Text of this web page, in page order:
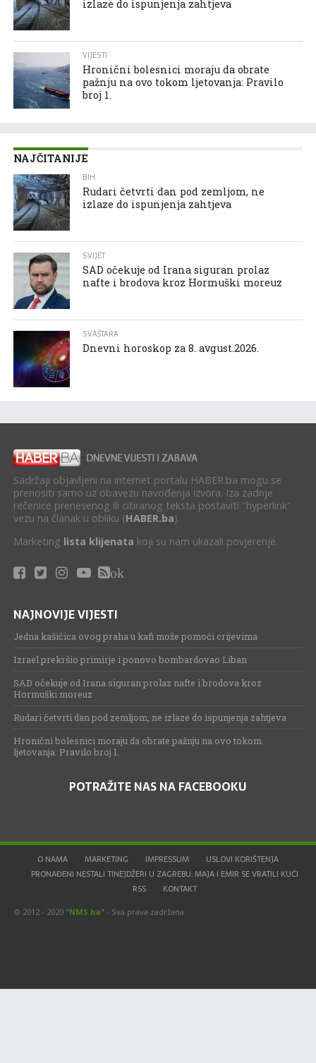
izlaze do ispunjenja zahtjeva
VIJESTI
Hronični bolesnici moraju da obrate
pažnju na ovo tokom ljetovanja: Pravilo
broj 1.
NAJČITANIJE
BIH
Rudari četvrti dan pod zemljom, ne
izlaze do ispunjenja zahtjeva
SVIJET
SAD očekuje od Irana siguran prolaz
nafte i brodova kroz Hormuški moreuz
SVAŠTARA
Dnevni horoskop za 8. avgust.2026.
Sadržaji objavljeni na internet portalu HABER.ba mogu se
prenositi samo uz obavezu navođenja izvora. Iza zadnje
rečenice prenesenog ili citiranog teksta postaviti "hyperlink"
vezu na članak u obliku (HABER.ba).
Marketing lista klijenata koji su nam ukazali povjerenje.
ok
NAJNOVIJE VIJESTI
Jedna kašičica ovog praha u kafi može pomoći crijevima
Izrael prekršio primirje i ponovo bombardovao Liban
SAD očekuje od Irana siguran prolaz nafte i brodova kroz
Hormuški moreuz
Rudari četvrti dan pod zemljom, ne izlaze do ispunjenja zahtjeva
Hronični bolesnici moraju da obrate pažnju na ovo tokom
ljetovanja: Pravilo broj 1.
POTRAŽITE NAS NA FACEBOOKU
O NAMA MARKETING IMPRESSUM
USLOVI KORIŠTENJA
PRONAĐENI NESTALI TINEJDŽERI U ZAGREBU: MAJA I EMIR SE VRATILI KUĆI
RSS
KONTAKT
© 2012 - 2020 "NMS.ba" - Sva prava zadržana.